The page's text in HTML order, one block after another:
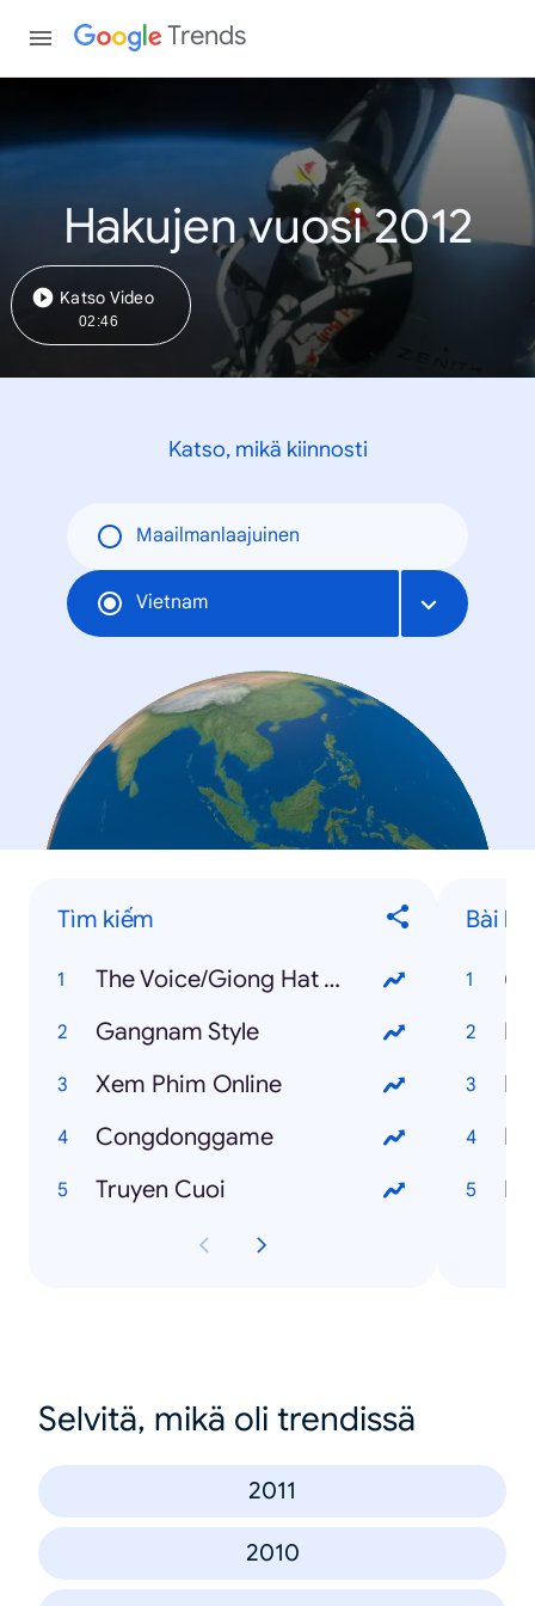
Trends
Hakujen vuosi 2012
Katso Video
02:46
Katso, mikä kiinnosti
Maailmanlaajuinen
Vietnam
Tìm kiếm
The Voice/Giong Hat Viet
Gangnam Style
Xem Phim Online
Congdonggame
Truyen Cuoi
Bài
I
Selvitä, mikä oli trendissä
2011
2010